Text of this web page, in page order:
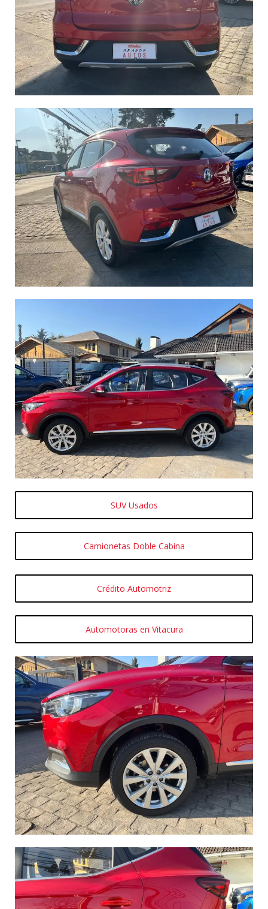
SUV Usados
Camionetas Doble Cabina
Crédito Automotriz
Automotoras en Vitacura